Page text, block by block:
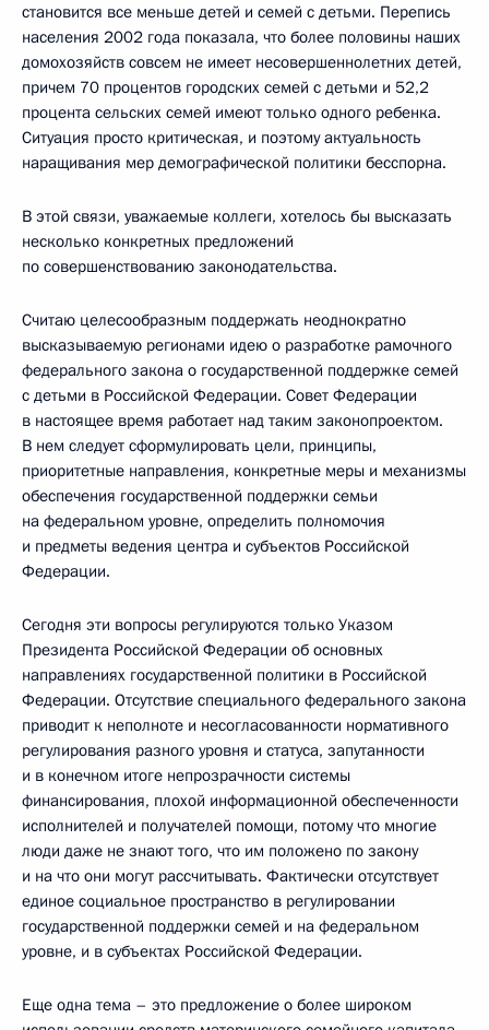
становится все меньше детей и семей с детьми. Перепись
населения 2002 года показала, что более половины наших
домохозяйств совсем не имеет несовершеннолетних детей,
причем 70 процентов городских семей с детьми и 52,2
процента сельских семей имеют только одного ребенка.
Ситуация просто критическая, и поэтому актуальность
наращивания мер демографической политики бесспорна.
В этой связи, уважаемые коллеги, хотелось бы высказать
несколько конкретных предложений
по совершенствованию законодательства.
Считаю целесообразным поддержать неоднократно
высказываемую регионами идею о разработке рамочного
федерального закона о государственной поддержке семей
с детьми в Российской Федерации. Совет Федерации
в настоящее время работает над таким законопроектом.
В нем следует сформулировать цели, принципы,
приоритетные направления, конкретные меры и механизмы
обеспечения государственной поддержки семьи
на федеральном уровне, определить полномочия
и предметы ведения центра и субъектов Российской
Федерации.
Сегодня эти вопросы регулируются только Указом
Президента Российской Федерации об основных
направлениях государственной политики в Российской
Федерации. Отсутствие специального федерального закона
приводит к неполноте и несогласованности нормативного
регулирования разного уровня и статуса, запутанности
и в конечном итоге непрозрачности системы
финансирования, плохой информационной обеспеченности
исполнителей и получателей помощи, потому что многие
люди даже не знают того, что им положено по закону
и на что они могут рассчитывать. Фактически отсутствует
единое социальное пространство в регулировании
государственной поддержки семей и на федеральном
уровне, и в субъектах Российской Федерации.
Еще одна тема – это предложение о более широком